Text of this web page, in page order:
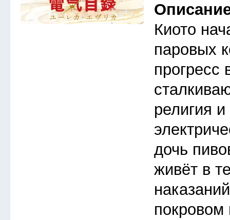
Киото
паровых
прогресс
религия
дочь
живёт в
покровом